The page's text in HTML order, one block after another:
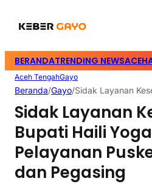
BERANDATRENDING NEWSACEH
Aceh TengahGayo
Beranda/Gayo/Sidak Layanan
Sidak Layanan
Bupati Haili
Pelayanan
dan Pegasing